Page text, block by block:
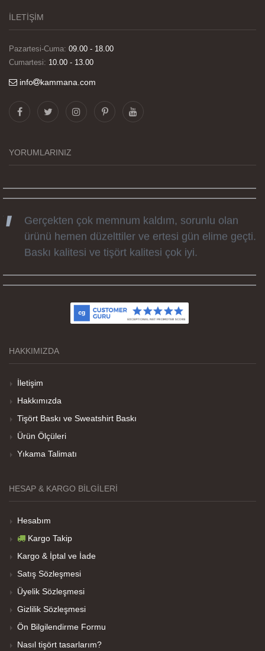
İLETİŞİM
Pazartesi-Cuma: 09.00 - 18.00
Cumartesi: 10.00 - 13.00
info kammana.com
YORUMLARINIZ
Görselleri ve baskı kalitesi harika. Övünç Bey'in
tüm süreçteki desteği ile siparislerim kısa
günü hediyesi oldu. Kammana ailesine tüm
emekleri icin sonsuz teşekkürler.
Gerçekten çok memnum kaldım, sorunlu olan
ürünü hemen düzelttiler ve ertesi gün elime geçti.
Baskı kalitesi ve tişört kalitesi çok iyi.
Kumaş kalitesi ve basım harika.
Her sey iyi ama baskı göründüğü gibi değil daha
soluk
HAKKIMIZDA
İletişim
Hakkımızda
Tişört Baskı ve Sweatshirt Baskı
Ürün Ölçüleri
Yıkama Talimatı
HESAP & KARGO BILGILERI
Hesabım
Kargo Takip
Kargo & İptal ve İade
Satış Sözleşmesi
Üyelik Sözleşmesi
Gizlilik Sözleşmesi
Ön Bilgilendirme Formu
Nasıl tişört tasarlarım?